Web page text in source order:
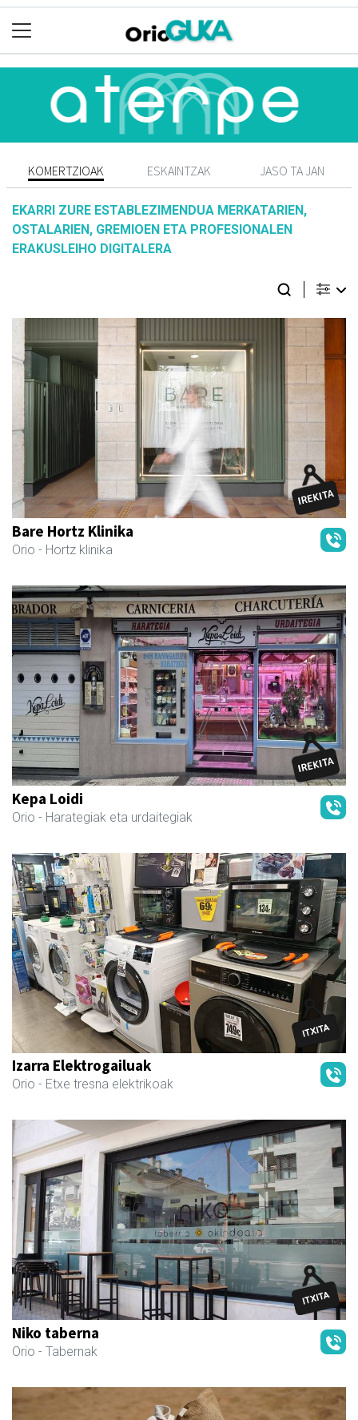
KOMERTZIOAK ESKAINTZAK JASO TA JAN
EKARRI ZURE ESTABLEZIMENDUA MERKATARIEN,
OSTALARIEN, GREMIOEN ETA PROFESIONALEN
ERAKUSLEIHO DIGITALERA
Bare Hortz Klinika
Orio - Hortz klinika
Kepa Loidi
Orio - Harategiak eta urdaitegiak
Izarra Elektrogailuak
Orio - Etxe tresna elektrikoak
Niko taberna
Orio - Tabernak